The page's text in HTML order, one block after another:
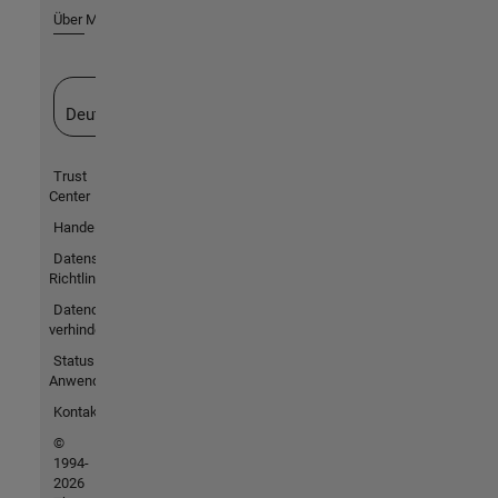
Über MathWorks
Deutschland
Trust
Center
Handelsmarken
Datenschutz-
Richtlinien
Datendiebstahl
verhindern
Status von
Anwendungen
Kontakt
©
1994-
2026